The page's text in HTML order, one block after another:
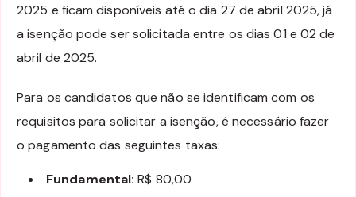
2025 e ficam disponíveis até o dia 27 de abril 2025, já
a isenção pode ser solicitada entre os dias 01 e 02 de
abril de 2025.
Para os candidatos que não se identificam com os
requisitos para solicitar a isenção, é necessário fazer
o pagamento das seguintes taxas:
Fundamental:R$ 80,00